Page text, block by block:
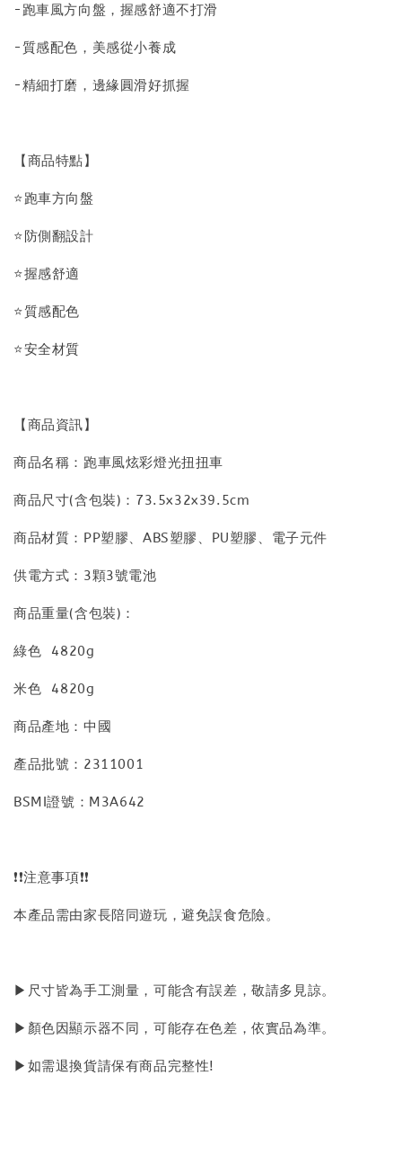
-跑車風方向盤，握感舒適不打滑
-質感配色，美感從小養成
-精細打磨，邊緣圓滑好抓握
【商品特點】
⭐跑車方向盤
⭐防側翻設計
⭐握感舒適
⭐質感配色
⭐安全材質
【商品資訊】
商品名稱：跑車風炫彩燈光扭扭車
商品尺寸(含包裝)：73.5x32x39.5cm
商品材質：PP塑膠、ABS塑膠、PU塑膠、電子元件
供電方式：3顆3號電池
商品重量(含包裝)：
綠色 4820g
米色 4820g
商品產地：中國
產品批號：2311001
BSMI證號：M3A642
❗❗注意事項❗❗
本產品需由家長陪同遊玩，避免誤食危險。
▶尺寸皆為手工測量，可能含有誤差，敬請多見諒。
▶顏色因顯示器不同，可能存在色差，依實品為準。
▶如需退換貨請保有商品完整性!